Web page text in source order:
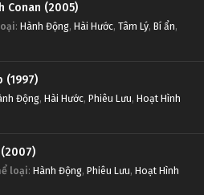
Conan (2005)
: Hành Động, Hài Hước, Tâm Lý, Bí ẩn,
(1997)
Động, Hài Hước, Phiêu Lưu, Hoạt Hình
loại: Hành Động, Phiêu Lưu, Hoạt Hình